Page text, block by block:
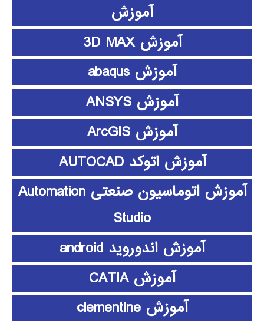
آموزش
آموزش 3D MAX
آموزش abaqus
آموزش ANSYS
آموزش ArcGIS
آموزش اتوکد AUTOCAD
آموزش اتوماسیون صنعتی Automation
Studio
آموزش اندوروید android
آموزش CATIA
آموزش clementine